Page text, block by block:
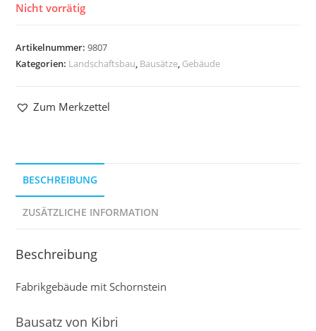
Nicht vorrätig
Artikelnummer:9807
Kategorien: Landschaftsbau, Bausätze, Gebäude
Zum Merkzettel
BESCHREIBUNG
ZUSÄTZLICHE INFORMATION
Beschreibung
Fabrikgebäude mit Schornstein
Bausatz von Kibri